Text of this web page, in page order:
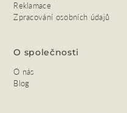
Reklamace
Zpracování osobních údajů
O společnosti
O nás
Blog